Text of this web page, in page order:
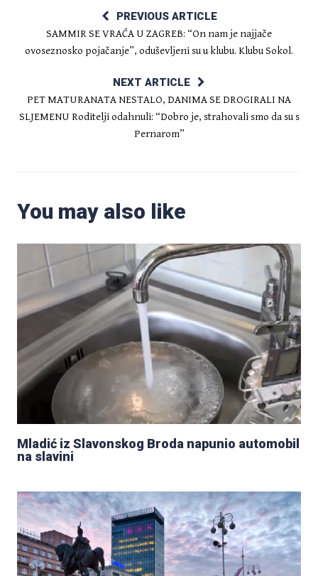
PREVIOUS ARTICLE
SAMMIR SE VRAĆA U ZAGREB: “On nam je najjače
ovoseznosko pojačanje”, oduševljeni su u klubu. Klubu Sokol.
NEXT ARTICLE
PET MATURANATA NESTALO, DANIMA SE DROGIRALI NA
SLJEMENU Roditelji odahnuli: “Dobro je, strahovali smo da su s
Pernarom”
You may also like
Mladić iz Slavonskog Broda napunio automobil
na slavini